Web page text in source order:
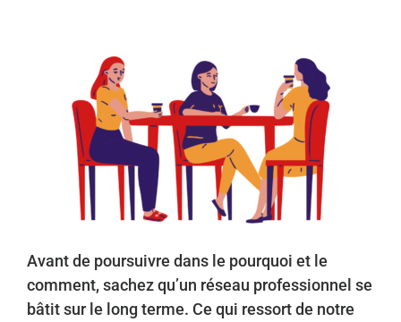
Avant de poursuivre dans le pourquoi et le
comment, sachez qu’un réseau professionnel se
bâtit sur le long terme. Ce qui ressort de notre